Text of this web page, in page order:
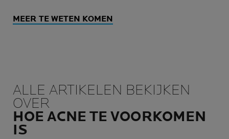
MEER TE WETEN KOMEN
ALLE ARTIKELEN BEKIJKEN
OVER
HOE ACNE TE VOORKOMEN
IS